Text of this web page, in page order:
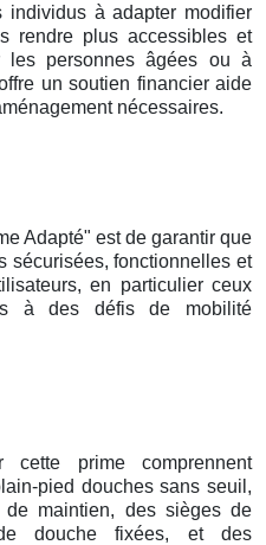
à adapter modifier
rendre plus accessibles et
les personnes âgées ou à
un soutien financier aide
nécessaires.
Adapté" est de garantir que
sécurisées, fonctionnelles et
en particulier ceux
à des défis de mobilité
cette prime comprennent
pied douches sans seuil,
maintien, des sièges de
douche fixées, et des